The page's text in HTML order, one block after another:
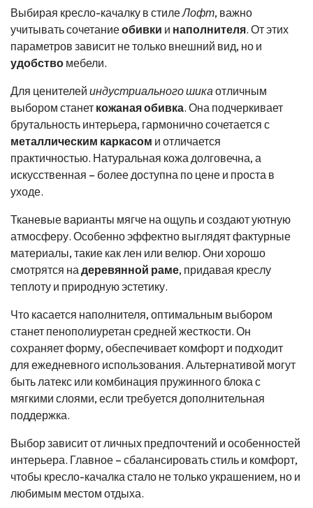
Выбирая кресло-качалку в стилеЛофт, важно
учитывать сочетаниеобивки и наполнителя. От этих
параметров зависит не только внешний вид, но и
удобство мебели.
Для ценителей индустриального шика отличным
выбором станет кожаная обивка. Она подчеркивает
брутальность интерьера, гармонично сочетается с
металлическим каркасом и отличается
практичностью. Натуральная кожа долговечна, а
искусственная – более доступна по цене и проста в
уходе.
Тканевые варианты мягче на ощупь и создают уютную
атмосферу. Особенно эффектно выглядят фактурные
материалы, такие как лен или велюр. Они хорошо
смотрятся на деревянной раме, придавая креслу
теплоту и природную эстетику.
Что касается наполнителя, оптимальным выбором
станет пенополиуретан средней жесткости. Он
сохраняет форму, обеспечивает комфорт и подходит
для ежедневного использования. Альтернативой могут
быть латекс или комбинация пружинного блока с
мягкими слоями, если требуется дополнительная
поддержка.
Выбор зависит от личных предпочтений и особенностей
интерьера. Главное – сбалансировать стиль и комфорт,
чтобы кресло-качалка стало не только украшением, но и
любимым местом отдыха.